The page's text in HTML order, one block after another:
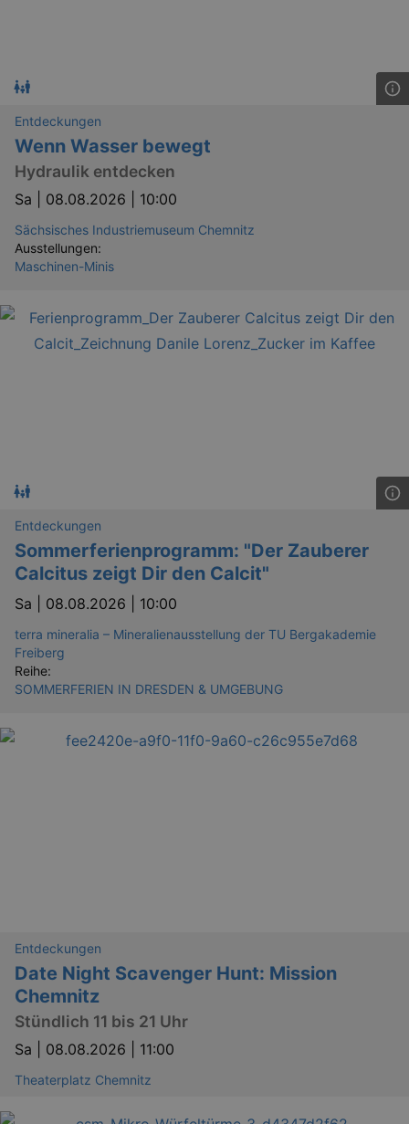
Entdeckungen
Wenn Wasser bewegt
Hydraulik entdecken
Sa | 08.08.2026 | 10:00
Sächsisches Industriemuseum Chemnitz
Ausstellungen:
Maschinen-Minis
Entdeckungen
Sommerferienprogramm: "Der Zauberer
Calcitus zeigt Dir den Calcit"
Sa | 08.08.2026 | 10:00
terra mineralia – Mineralienausstellung der TU Bergakademie
Freiberg
Reihe:
SOMMERFERIEN IN DRESDEN & UMGEBUNG
Entdeckungen
Date Night Scavenger Hunt: Mission
Chemnitz
Stündlich 11 bis 21 Uhr
Sa | 08.08.2026 | 11:00
Theaterplatz Chemnitz